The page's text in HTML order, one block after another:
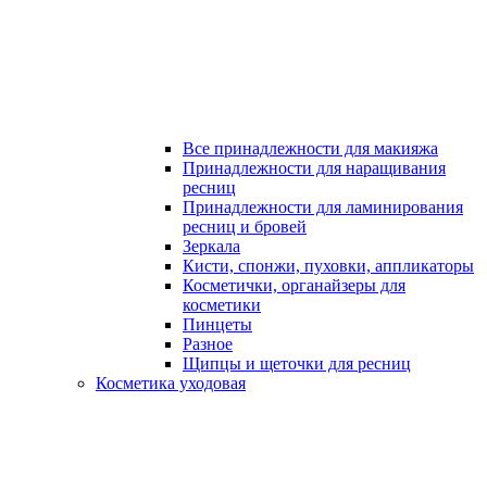
Все принадлежности для макияжа
Принадлежности для наращивания
ресниц
Принадлежности для ламинирования
ресниц и бровей
Зеркала
Кисти, спонжи, пуховки, аппликаторы
Косметички, органайзеры для
косметики
Пинцеты
Разное
Щипцы и щеточки для ресниц
Косметика уходовая